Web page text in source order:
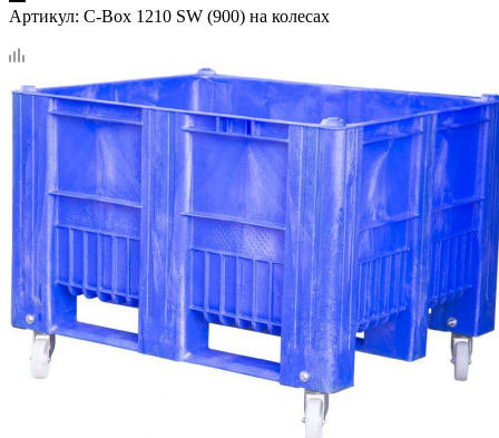
Артикул: C-Box 1210 SW (900) на колесах